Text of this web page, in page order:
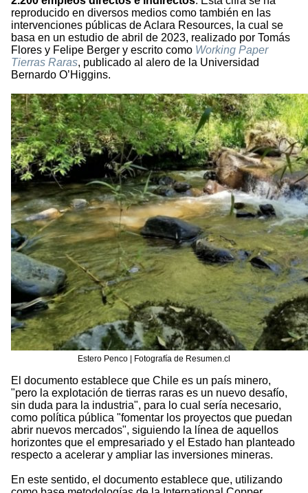
reproducido en diversos medios como también en las
intervenciones públicas de Aclara Resources, la cual se
basa en un estudio de abril de 2023, realizado por Tomás
Flores y Felipe Berger y escrito como Working Paper
Tierras Raras, publicado al alero de la Universidad
Bernardo O’Higgins.
Estero Penco | Fotografía de Resumen.cl
El documento establece que Chile es un país minero,
"pero la explotación de tierras raras es un nuevo desafío,
sin duda para la industria", para lo cual sería necesario,
como política pública "fomentar los proyectos que puedan
abrir nuevos mercados", siguiendo la línea de aquellos
horizontes que el empresariado y el Estado han planteado
respecto a acelerar y ampliar las inversiones mineras.
En este sentido, el documento establece que, utilizando